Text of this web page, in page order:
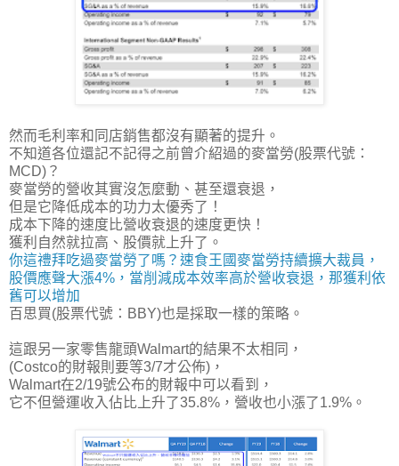
然而毛利率和同店銷售都沒有顯著的提升。
不知道各位還記不記得之前曾介紹過的麥當勞(股票代號：
MCD)？
麥當勞的營收其實沒怎麼動、甚至還衰退，
但是它 降低成本的功力太優秀了！
成本下降的速度比營收衰退的速度更快！
獲利自然就拉高、股價就上升了。
你這禮拜吃過麥當勞了嗎？速食王國麥當勞持續擴大裁員，
股價應聲大漲4%，當削減成本效率高於營收衰退，那獲利依
舊可以增加
百思買(股票代號：BBY)也是採取一樣的策略。
這跟另一家零售龍頭Walmart的結果不太相同，
(Costco的財報則要等3/7才公佈)，
Walmart在2/19號公布的財報中可以看到，
它不但營運收入佔比上升了35.8%，營收也小漲了1.9%。